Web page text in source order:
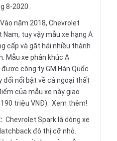
8-2020.
Vào năm 2018, Chevrolet
tuy vậy mẫu xe hạng A
cấp và gặt hái nhiều thành
Mẫu xe phân khúc A
công ty GM Hàn Quốc
nổi bật về cả ngoại thất
của mẫu xe này giao
triệu VNĐ). Xem thêm!
Chevrolet Spark là dòng xe
đô thị cỡ nhỏ.